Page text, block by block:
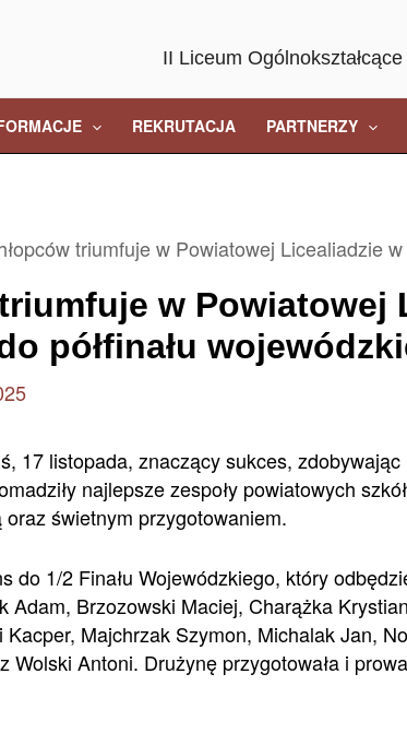
II Liceum
REKRUTACJA PARTNERZY
triumfuje w Powiatowej Licealiadzie
w Powiatowej
półfinału
17 listopada, znaczący sukces,
najlepsze zespoły powiatowych
świetnym przygotowaniem.
do 1/2 Finału Wojewódzkiego, który
Adam, Brzozowski Maciej, Charążka
Majchrzak Szymon, Michalak Jan,
Wolski Antoni. Drużynę przygotowała i